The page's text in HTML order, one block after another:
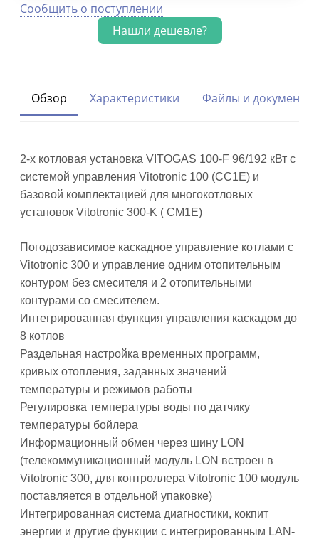
Сообщить о поступлении
Обзор Характеристики Файлы и документы
2-х котловая установка VITOGAS 100-F 96/192 кВт с
системой управления Vitotronic 100 (CC1E) и
базовой комплектацией для многокотловых
установок Vitotronic 300-K ( CM1E)
Погодозависимое каскадное управление котлами с
Vitotronic 300 и управление одним отопительным
контуром без смесителя и 2 отопительными
контурами со смесителем.
Интегрированная функция управления каскадом до
8 котлов
Раздельная настройка временных программ,
кривых отопления, заданных значений
температуры и режимов работы
Регулировка температуры воды по датчику
температуры бойлера
Информационный обмен через шину LON
(телекоммуникационный модуль LON встроен в
Vitotronic 300, для контроллера Vitotronic 100 модуль
поставляется в отдельной упаковке)
Интегрированная система диагностики, кокпит
энергии и другие функции с интегрированным LAN-